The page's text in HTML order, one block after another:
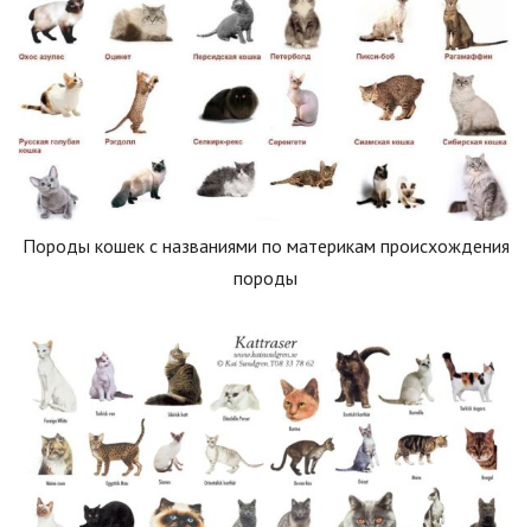
Породы кошек с названиями по материкам происхождения
породы